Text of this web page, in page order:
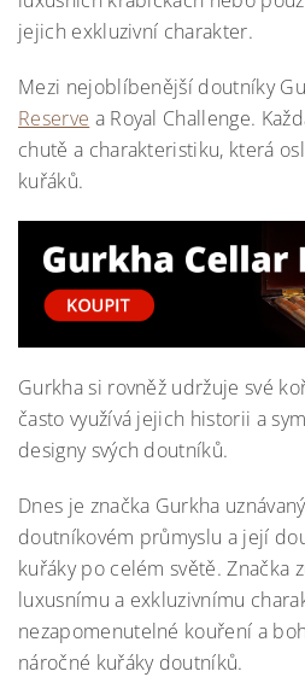
jejich exkluzivní charakter.
Mezi nejoblíbenější doutníky
Reserve a Royal Challenge.
chutě a charakteristiku, která
kuřáků.
Gurkha si rovněž udržuje své
často využívá jejich historii a
designy svých doutníků.
Dnes je značka Gurkha
doutníkovém průmyslu a její
kuřáky po celém světě. Značka
luxusnímu a exkluzivnímu
nezapomenutelné kouření a
náročné kuřáky doutníků.